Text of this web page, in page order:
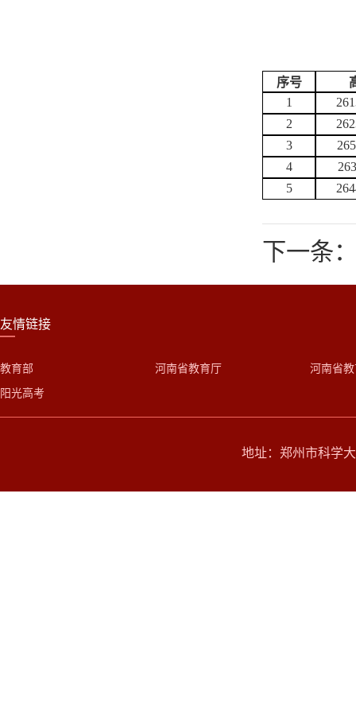
序号
1
2
3
4
5
下一条
友情链接
教育部
阳光高考
河南省教育厅 河南省
地址：郑州市科学